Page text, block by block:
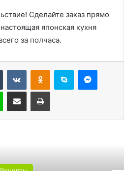
Сделайте заказ прямо
японская кухня
за полчаса.
Tumblr ВконтактеОдноклассники
Skype
Line Поделиться через электронную почту Печатать